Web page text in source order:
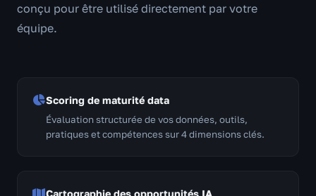
conçu pour être utilisé directement par votre
équipe.
Scoring de maturité data
Évaluation structurée de vos données, outils,
pratiques et compétences sur 4 dimensions clés.
Cartographie des opportunités IA